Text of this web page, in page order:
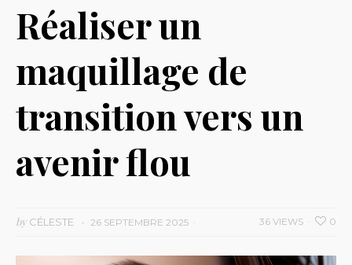
Réaliser un
maquillage de
transition vers un
avenir flou
byCÉLESTE 26 SEPTEMBRE 2025 0
36 VIEWS